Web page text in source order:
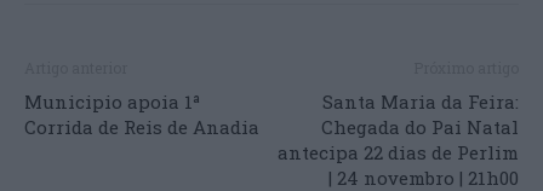
Municipio apoia 1ª
Corrida de Reis de Anadia
Santa Maria da Feira:
Chegada do Pai Natal
antecipa 22 dias de Perlim
| 24 novembro | 21h00